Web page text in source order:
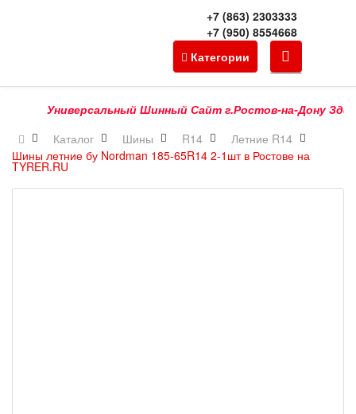
+7 (863) 2303333
+7 (950) 8554668
Категории
Универсальный Шинный Сайт г.Ростов-на-Дону
Каталог
Шины R14
Летние R14
Шины летние бу Nordman 185-65R14 2-1шт в Ростове на
TYRER.RU